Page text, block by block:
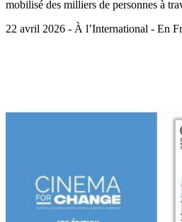
mobilisé des milliers de personnes à
22 avril 2026 - À l’International - En